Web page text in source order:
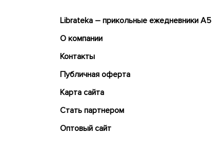
Librateka – прикольные ежедневники А5
О компании
Контакты
Публичная оферта
Карта сайта
Cтать партнером
Оптовый сайт